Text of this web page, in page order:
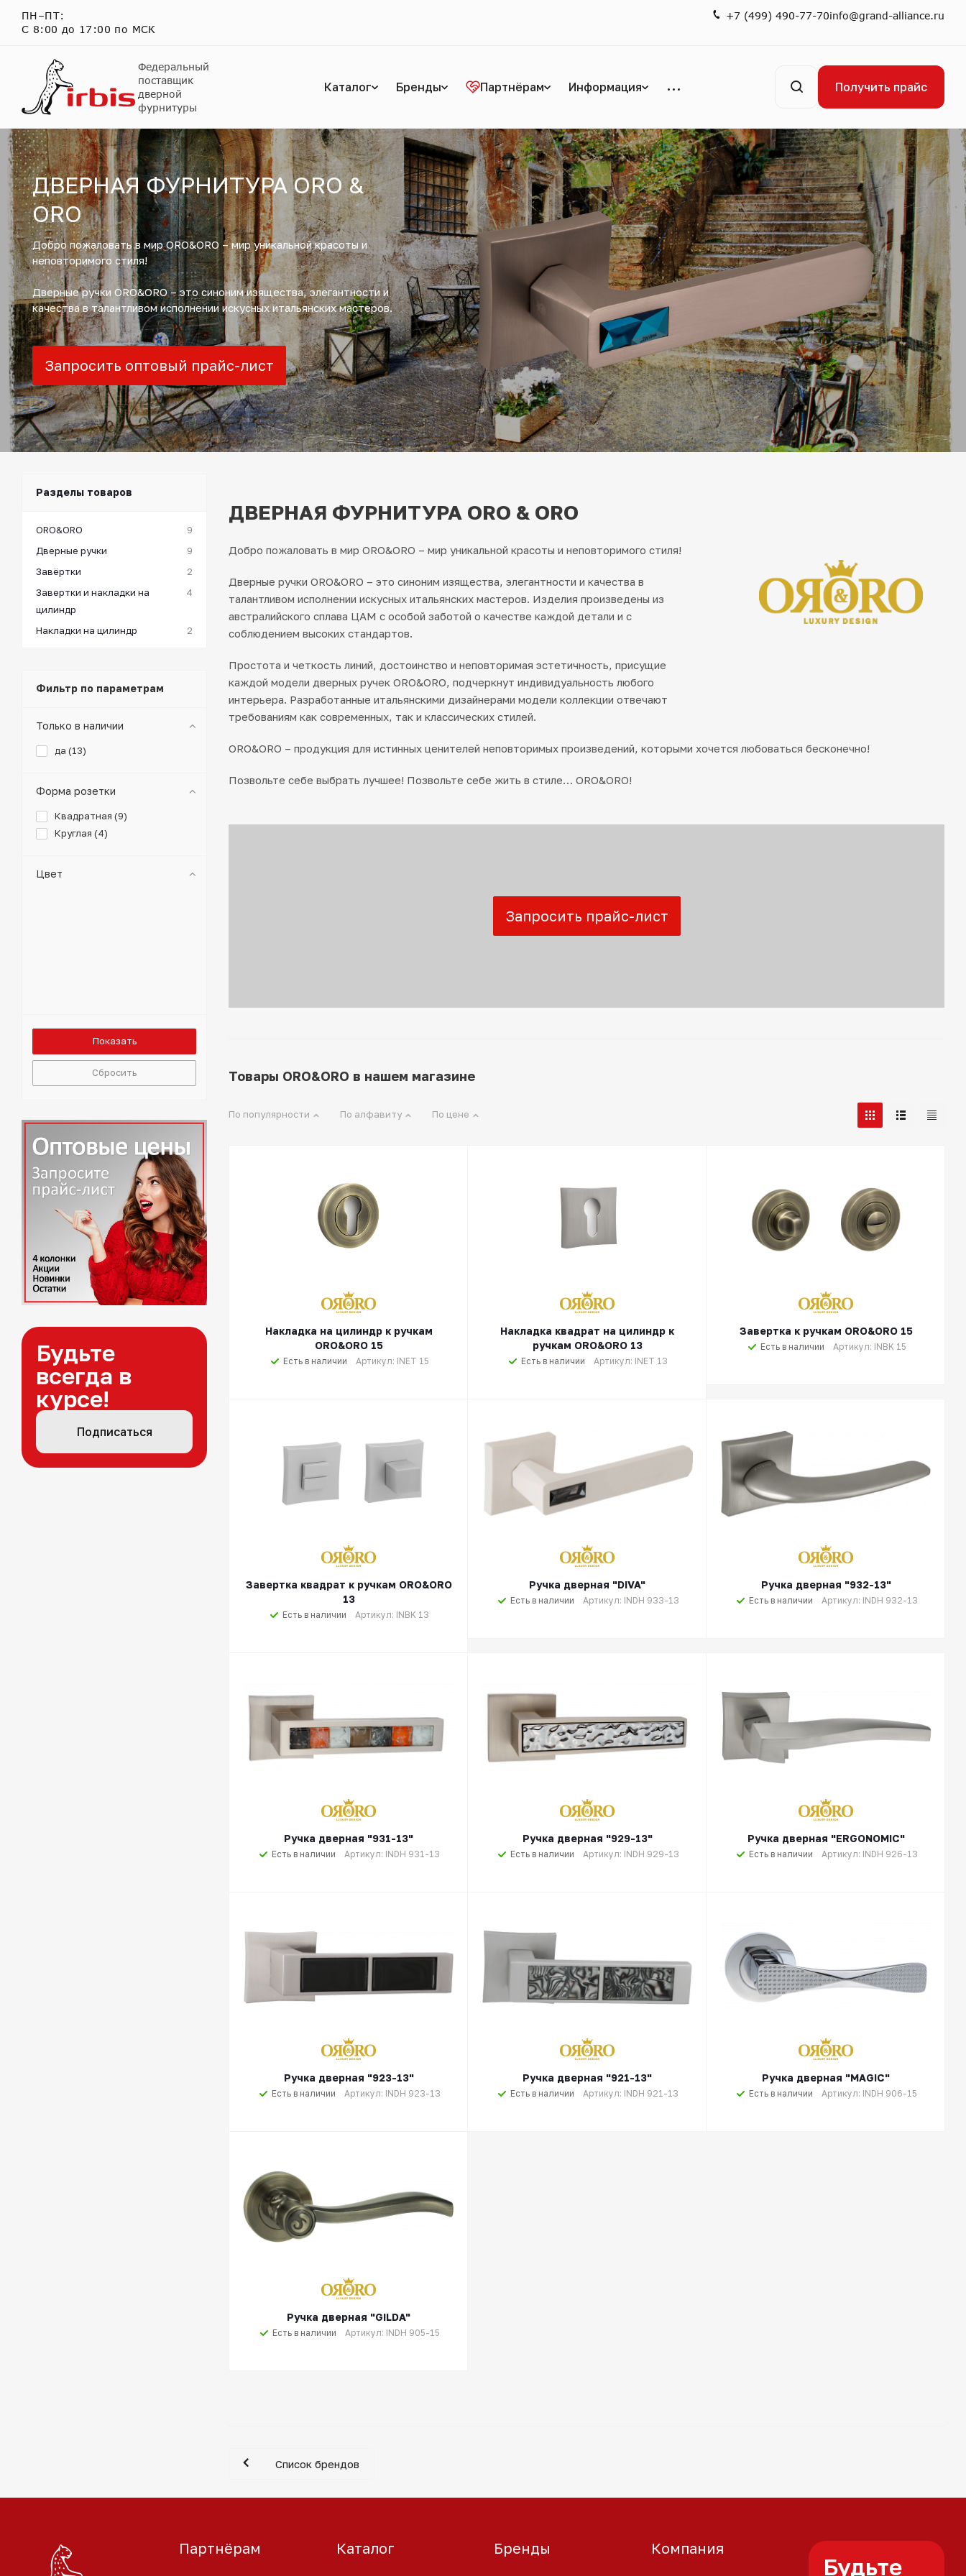
ПН–ПТ:
С 8:00 до 17:00 по МСК
+7 (499) 490-77-70info@grand-alliance.ru
Федеральный
поставщик
дверной
фурнитуры
Каталог Бренды Партнёрам Информация Получить прайс
ДВЕРНАЯ ФУРНИТУРА ORO &
ORO
Добро пожаловать в мир ORO&ORO – мир уникальной красоты и
неповторимого стиля!
Дверные ручки ORO&ORO – это синоним изящества, элегантности и
качества в талантливом исполнении искусных итальянских мастеров.
Запросить оптовый прайс-лист
ДВЕРНАЯ ФУРНИТУРА ORO & ORO
Добро пожаловать в мир ORO&ORO – мир уникальной красоты и неповторимого стиля!
Дверные ручки ORO&ORO – это синоним изящества, элегантности и качества в
талантливом исполнении искусных итальянских мастеров. Изделия произведены из
австралийского сплава ЦАМ с особой заботой о качестве каждой детали и с
соблюдением высоких стандартов.
Простота и четкость линий, достоинство и неповторимая эстетичность, присущие
каждой модели дверных ручек ORO&ORO, подчеркнут индивидуальность любого
интерьера. Разработанные итальянскими дизайнерами модели коллекции отвечают
требованиям как современных, так и классических стилей.
ORO&ORO – продукция для истинных ценителей неповторимых произведений, которыми хочется любоваться бесконечно!
Позвольте себе выбрать лучшее! Позвольте себе жить в стиле… ORO&ORO!
Запросить прайс-лист
Товары ORO&ORO в нашем магазине
По популярности По алфавиту По цене
Накладка на цилиндр к ручкам
ORO&ORO 15
Есть в наличии Артикул: INET 15
Накладка квадрат на цилиндр к
ручкам ORO&ORO 13
Есть в наличии Артикул: INET 13
Завертка к ручкам ORO&ORO 15
Есть в наличии Артикул: INBK 15
Завертка квадрат к ручкам ORO&ORO
13
Есть в наличии Артикул: INBK 13
Ручка дверная "DIVA"
Есть в наличии Артикул: INDH 933-13
Ручка дверная "932-13"
Есть в наличии Артикул: INDH 932-13
Ручка дверная "931-13"
Есть в наличии Артикул: INDH 931-13
Ручка дверная "929-13"
Есть в наличии Артикул: INDH 929-13
Ручка дверная "ERGONOMIC"
Есть в наличии Артикул: INDH 926-13
Ручка дверная "923-13"
Есть в наличии Артикул: INDH 923-13
Ручка дверная "921-13"
Есть в наличии Артикул: INDH 921-13
Ручка дверная "MAGIC"
Есть в наличии Артикул: INDH 906-15
Ручка дверная "GILDA"
Есть в наличии Артикул: INDH 905-15
Список брендов
Разделы товаров
ORO&ORO
9
Дверные ручки
9
Завёртки
2
Завертки и накладки на
цилиндр
4
Накладки на цилиндр 2
Фильтр по параметрам
Только в наличии
да (13)
Форма розетки
Квадратная (9)
Круглая (4)
Цвет
Сбросить
Будьте
всегда в
курсе!
Подписаться
Партнёрам Каталог Бренды Компания
Будьте